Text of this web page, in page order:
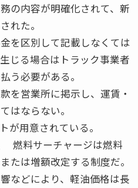
の内容が明確化されて、新
れた。
を区別して記載しなくては
じる場合はトラック事業者
う必要がある。
を営業所に掲示し、運賃・
はならない。
が用意されている。
燃料サーチャージは燃料
たは増額改定する制度だ。
などにより、軽油価格は長